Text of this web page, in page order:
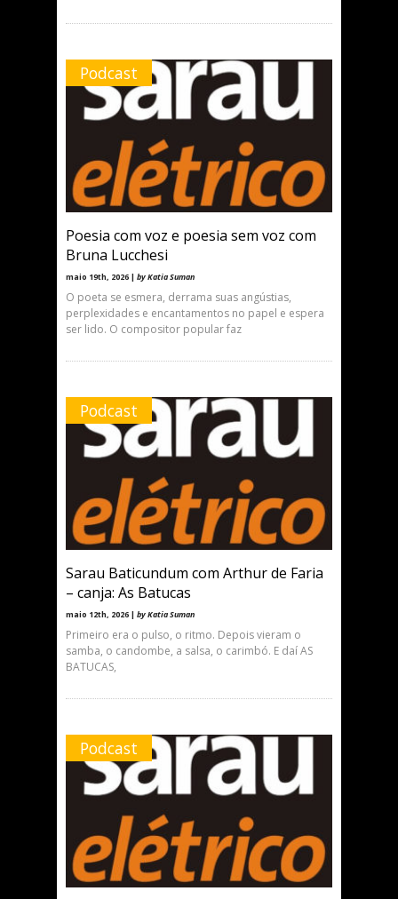
Podcast
Poesia com voz e poesia sem voz com
Bruna Lucchesi
maio 19th, 2026 | by Katia Suman
O poeta se esmera, derrama suas angústias,
perplexidades e encantamentos no papel e espera
ser lido. O compositor popular faz
Podcast
Sarau Baticundum com Arthur de Faria
– canja: As Batucas
maio 12th, 2026 | by Katia Suman
Primeiro era o pulso, o ritmo. Depois vieram o
samba, o candombe, a salsa, o carimbó. E daí AS
BATUCAS,
Podcast